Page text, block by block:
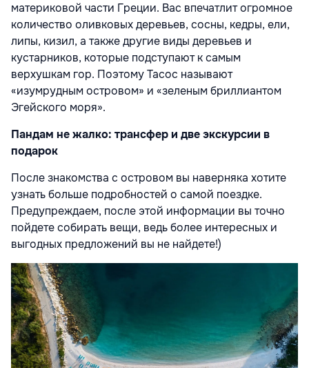
материковой части Греции. Вас впечатлит огромное
количество оливковых деревьев, сосны, кедры, ели,
липы, кизил, а также другие виды деревьев и
кустарников, которые подступают к самым
верхушкам гор. Поэтому Тасос называют
«изумрудным островом» и «зеленым бриллиантом
Эгейского моря».
Пандам не жалко: трансфер и две экскурсии в
подарок
После знакомства с островом вы наверняка хотите
узнать больше подробностей о самой поездке.
Предупреждаем, после этой информации вы точно
пойдете собирать вещи, ведь более интересных и
выгодных предложений вы не найдете!)